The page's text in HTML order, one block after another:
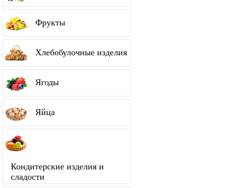
Фрукты
Хлебобулочные изделия
Ягоды
Яйца
Кондитерские изделия и
сладости